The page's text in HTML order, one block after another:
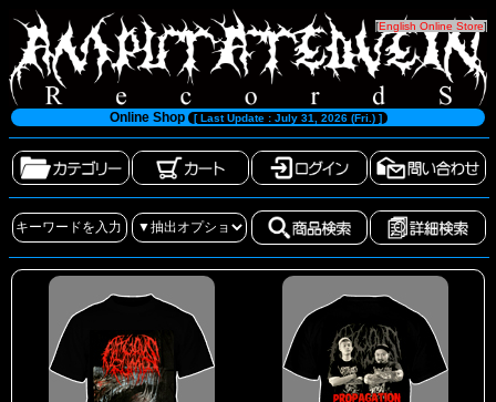
[English Online Store]
Online Shop [ Last Update : July 31, 2026 (Fri.) ]